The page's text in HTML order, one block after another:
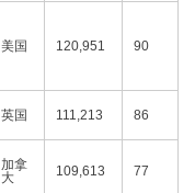
美国 120,951 90
英国 111,213 86
加拿
大
109,613 77